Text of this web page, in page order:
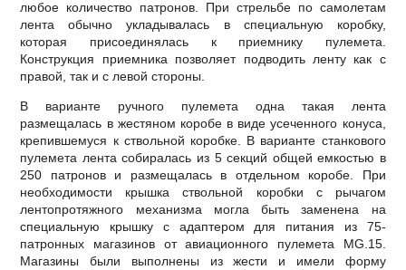
любое количество патронов. При стрельбе по самолетам
лента обычно укладывалась в специальную коробку,
которая присоединялась к приемнику пулемета.
Конструкция приемника позволяет подводить ленту как с
правой, так и с левой стороны.
В варианте ручного пулемета одна такая лента
размещалась в жестяном коробе в виде усеченного конуса,
крепившемуся к ствольной коробке. В варианте станкового
пулемета лента собиралась из 5 секций общей емкостью в
250 патронов и размещалась в отдельном коробе. При
необходимости крышка ствольной коробки с рычагом
лентопротяжного механизма могла быть заменена на
специальную крышку с адаптером для питания из 75-
патронных магазинов от авиационного пулемета MG.15.
Магазины были выполнены из жести и имели форму